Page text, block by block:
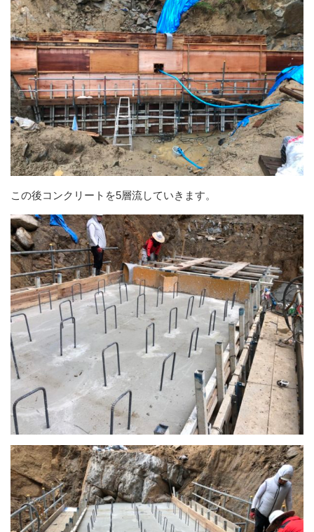
この後コンクリートを5層流していきます。